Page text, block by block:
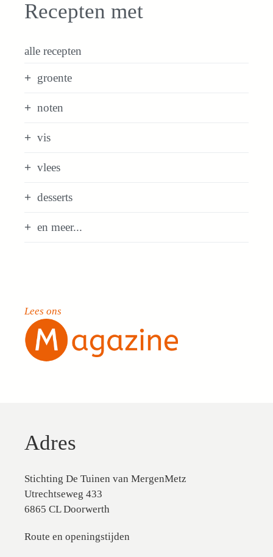
Recepten met
alle recepten
groente
noten
vis
vlees
desserts
en meer...
Lees ons
Adres
Stichting De Tuinen van MergenMetz
Utrechtseweg 433
6865 CL Doorwerth
Route en openingstijden